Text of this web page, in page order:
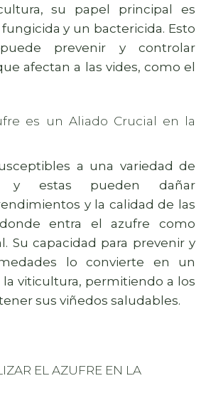
su papel principal es
y un bactericida. Esto
prevenir y controlar
afectan a las vides, como el
es un Aliado Crucial en la
a una variedad de
y estas pueden dañar
y la calidad de las
entra el azufre como
Su capacidad para prevenir y
lo convierte en un
viticultura, permitiendo a los
sus viñedos saludables.
EL AZUFRE EN LA